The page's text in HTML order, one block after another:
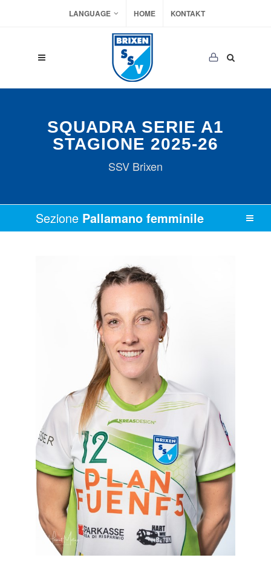
LANGUAGE HOME KONTAKT
SQUADRA SERIE A1
STAGIONE 2025-26
SSV Brixen
Sezione Pallamano femminile